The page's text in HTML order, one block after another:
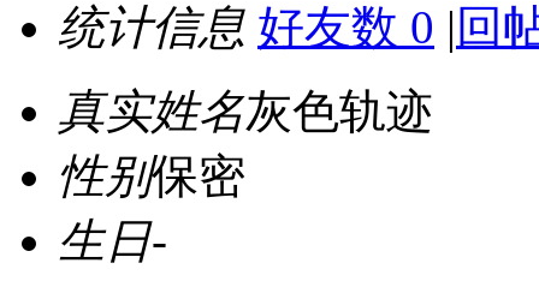
统计信息 好友数 0 | 回
真实姓名灰色轨迹
性别保密
生日-